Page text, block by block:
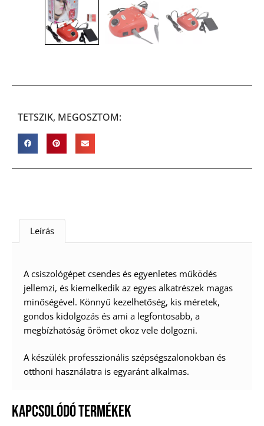
TETSZIK, MEGOSZTOM:
Leírás
A csiszológépet csendes és egyenletes működés
jellemzi, és kiemelkedik az egyes alkatrészek magas
minőségével. Könnyű kezelhetőség, kis méretek,
gondos kidolgozás és ami a legfontosabb, a
megbízhatóság örömet okoz vele dolgozni.
A készülék professzionális szépségszalonokban és
otthoni használatra is egyaránt alkalmas.
KAPCSOLÓDÓ TERMÉKEK